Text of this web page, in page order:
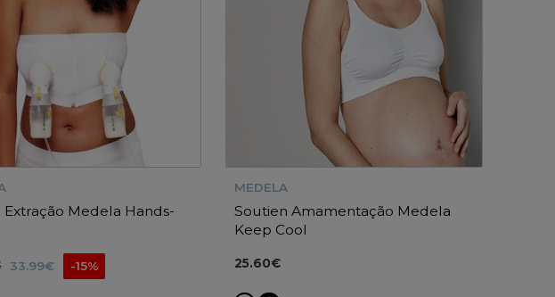
Extração Medela Hands-
33.99€ -15%
MEDELA
Soutien Amamentação Medela
Keep Cool
25.60€